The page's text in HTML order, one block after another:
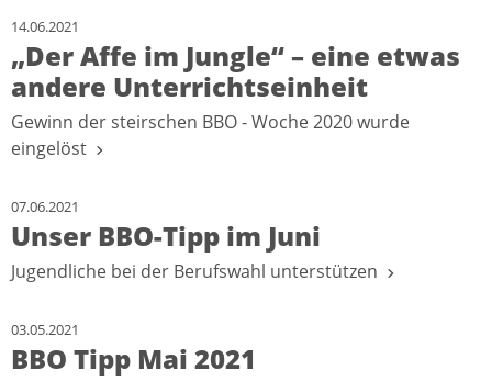
14.06.2021
„Der Affe im Jungle“ – eine etwas
andere Unterrichtseinheit
Gewinn der steirschen BBO - Woche 2020 wurde
eingelöst
07.06.2021
Unser BBO-Tipp im Juni
Jugendliche bei der Berufswahl unterstützen
03.05.2021
BBO Tipp Mai 2021